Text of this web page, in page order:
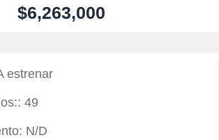
$6,263,000
estrenar
49
N/D